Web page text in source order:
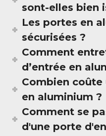
sont-elles bien
Les portes en
sécurisées ?
Comment
d’entrée en
Combien
en aluminium ?
Comment se
d'une porte